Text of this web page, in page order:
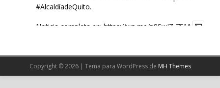
#AlcaldíadeQuito.
Noticia completa en: https://wp.me/p9SwIZ-75M
Cargar más
Copyright © 2026 | Tema para WordPress de MH Themes